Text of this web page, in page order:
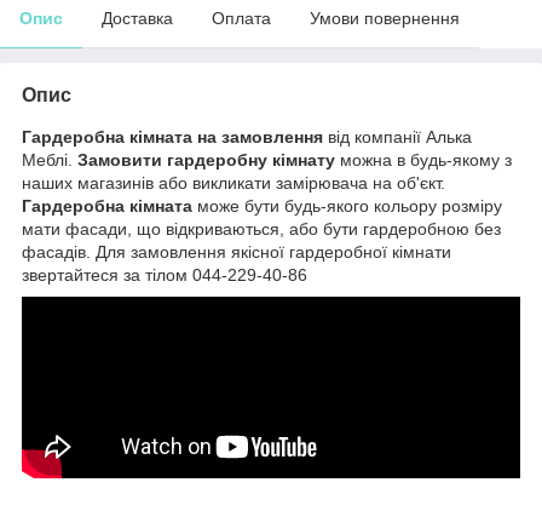
Опис Доставка Оплата Умови повернення
Опис
Гардеробна кімната на замовлення від компанії Алька
Меблі. Замовити гардеробну кімнату можна в будь-якому з
наших магазинів або викликати замірювача на об'єкт.
Гардеробна кімната може бути будь-якого кольору розміру
мати фасади, що відкриваються, або бути гардеробною без
фасадів. Для замовлення якісної гардеробної кімнати
звертайтеся за тілом 044-229-40-86